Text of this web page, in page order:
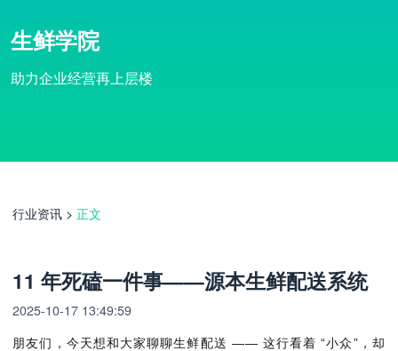
生鲜学院
助力企业经营再上层楼
行业资讯 >正文
11 年死磕一件事——源本生鲜配送系统
2025-10-17 13:49:59
朋友们，今天想和大家聊聊生鲜配送 —— 这行看着 “小众”，却